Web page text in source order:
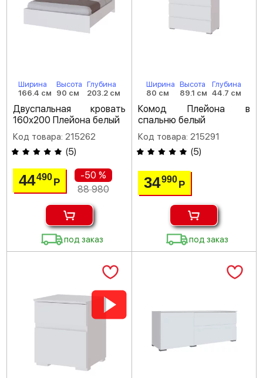
Ширина
166.4 см
Высота
90 см
Глубина
203.2 см
Двуспальная кровать
160х200 Плейона белый
Код товара: 215262
(5)
44490Р
-50 %
88 980
под заказ
Ширина
80 см
Высота
89.1 см
Глубина
44.7 см
Комод Плейона в
спальню белый
Код товара: 215291
(5)
34990 Р
под заказ